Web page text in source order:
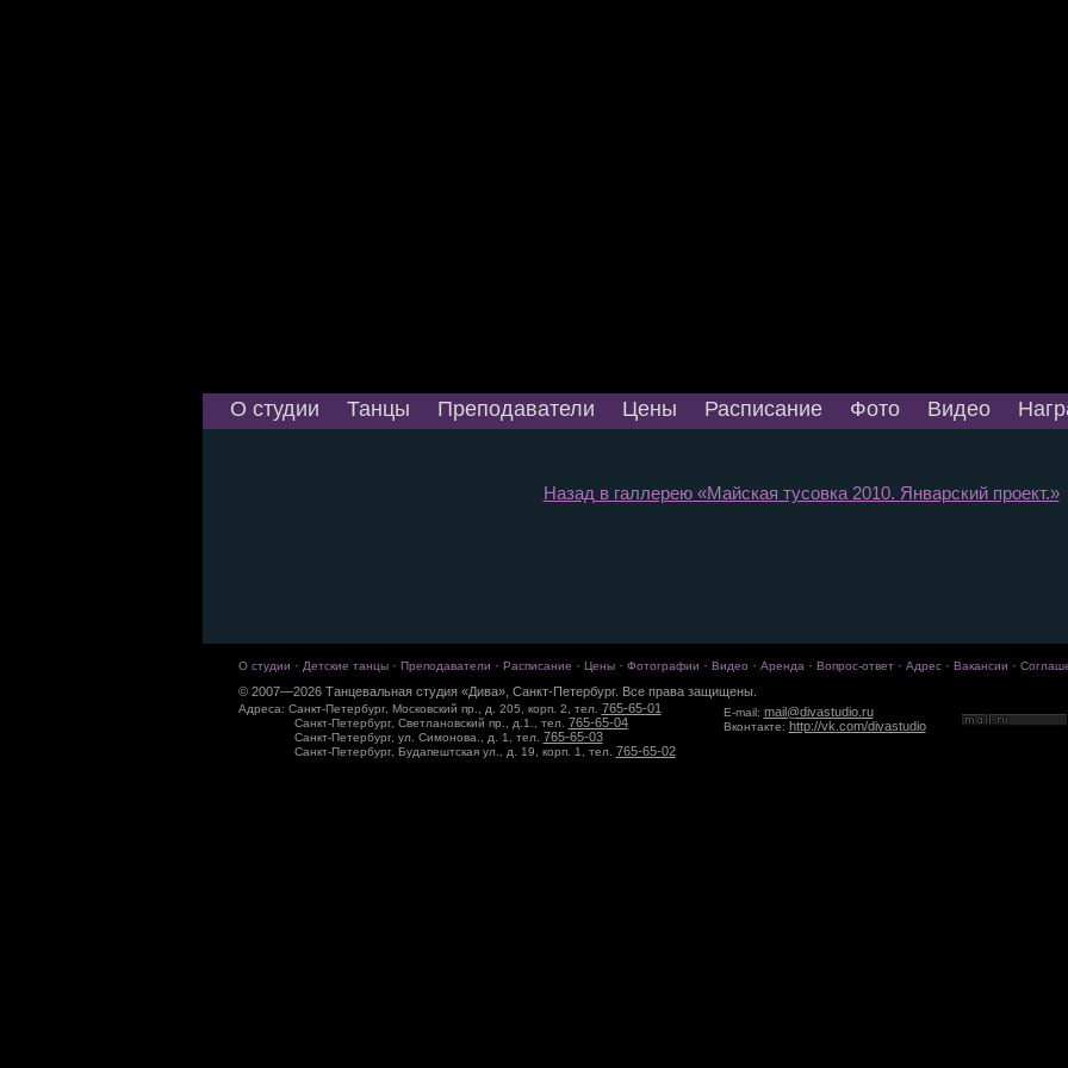
О студии Танцы Преподаватели Цены Расписание Фото Видео
Назад в галлерею «Майская тусовка 2010. Январский проект.»
О студии · Детские танцы· Преподаватели · Расписание · Цены· Фотографии · Видео · Аренда· Вопрос-ответ· Адрес· Вакансии ·
© 2007—2026 Танцевальная студия «Дива», Санкт-Петербург. Все права защищены.
Адреса: Санкт-Петербург, Московский пр., д. 205, корп. 2, тел. 765-65-01
Санкт-Петербург, Светлановский пр., д.1., тел. 765-65-04
Санкт-Петербург, ул. Симонова., д. 1, тел. 765-65-03
Санкт-Петербург, Будапештская ул., д. 19, корп. 1, тел. 765-65-02
E-mail: mail@divastudio.ru
Вконтакте: http://vk.com/divastudio